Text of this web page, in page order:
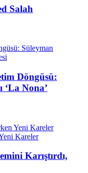
Salah
Döngüsü:
‘La Nona’
Karıştırdı,